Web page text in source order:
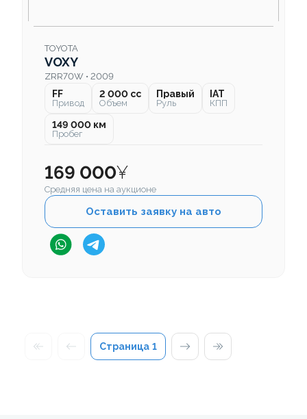
TOYOTA
VOXY
ZRR70W • 2009
FF
Привод
2 000 cc
Объем
Правый
Руль
IAT
КПП
149 000 км
Пробег
169 000¥
Средняя цена на аукционе
Оставить заявку на авто
Страница 1